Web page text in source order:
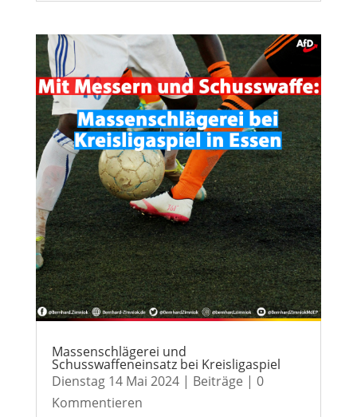
Massenschlägerei und
Schusswaffeneinsatz bei Kreisligaspiel
Dienstag 14 Mai 2024| Beiträge | 0
Kommentieren